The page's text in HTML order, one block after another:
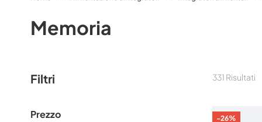
Memoria
331 Risultati
-26%
Filtri
Prezzo